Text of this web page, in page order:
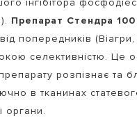
Препарат Стендра 100
попередників (Віагри,
селективністю. Це
розпізнає та
в тканинах
органи.